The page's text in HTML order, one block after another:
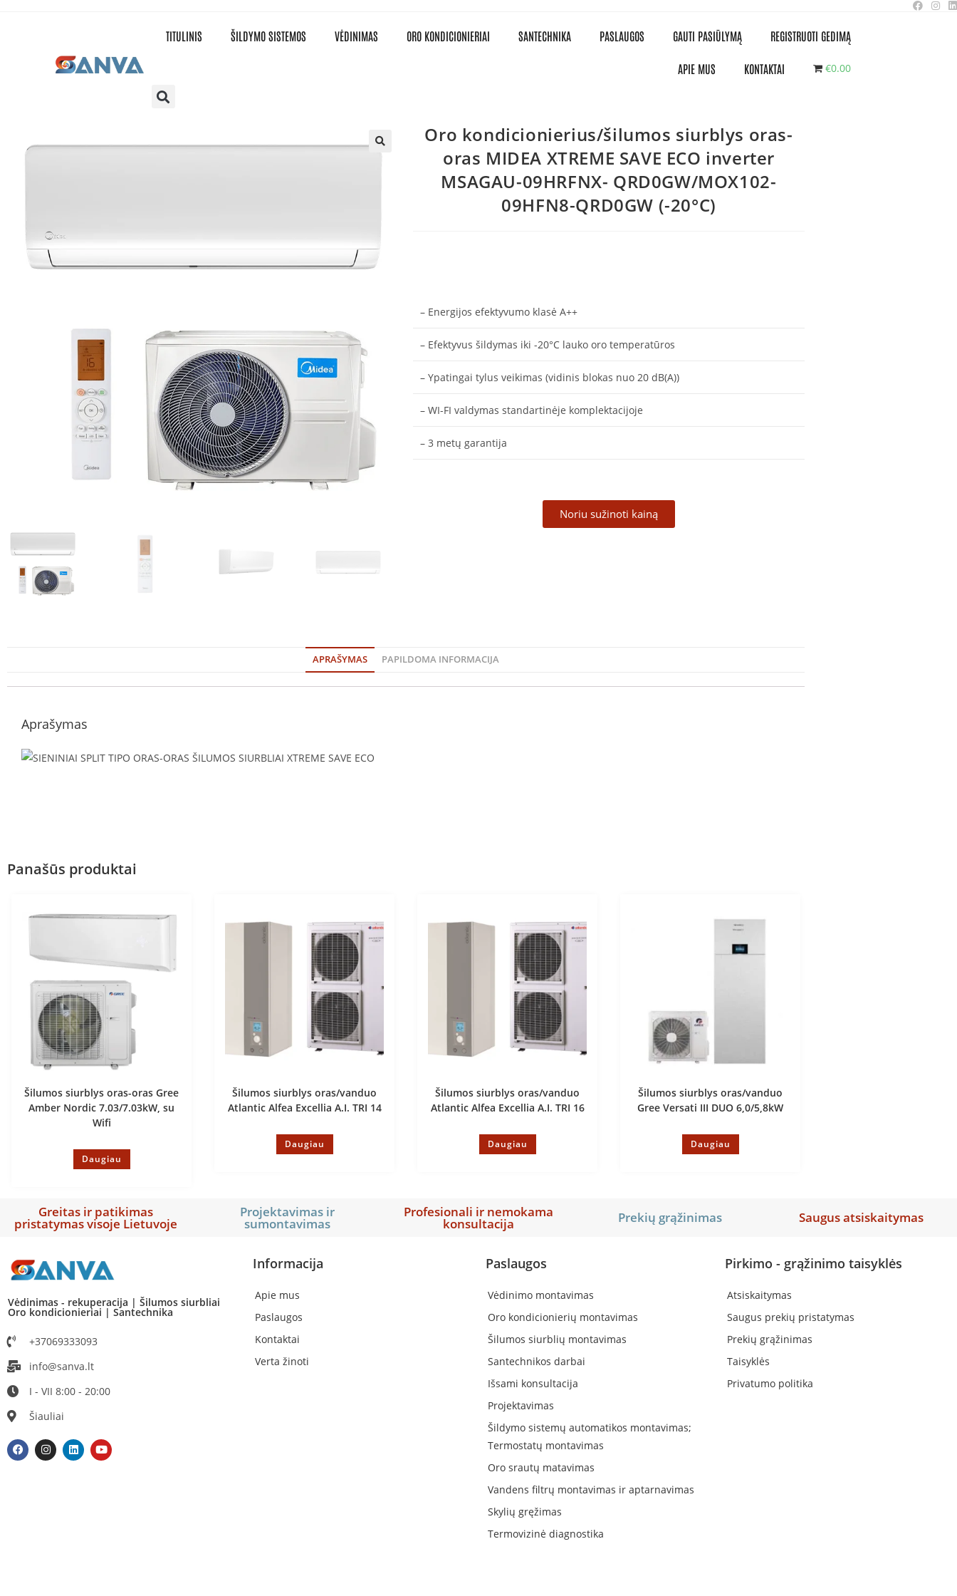
TITULINIS ŠILDYMO SISTEMOS VĖDINIMAS ORO KONDICIONIERIAI SANTECHNIKA PASLAUGOS GAUTI PASIŪLYMĄ REGISTRUOTI GEDIMĄ
APIE MUS KONTAKTAI €0.00
Oro kondicionierius/šilumos siurblys oras-
oras MIDEA XTREME SAVE ECO inverter
MSAGAU-09HRFNX- QRD0GW/MOX102-
09HFN8-QRD0GW (-20°C)
– Energijos efektyvumo klasė A++
– Efektyvus šildymas iki -20°C lauko oro temperatūros
– Ypatingai tylus veikimas (vidinis blokas nuo 20 dB(A))
– WI-FI valdymas standartinėje komplektacijoje
– 3 metų garantija
Noriu sužinoti kainą
APRAŠYMAS PAPILDOMA INFORMACIJA
Aprašymas
Panašūs produktai
Šilumos siurblys oras-oras Gree
Amber Nordic 7.03/7.03kW, su
Wifi
Daugiau
Šilumos siurblys oras/vanduo
Atlantic Alfea Excellia A.I. TRI 14
Daugiau
Šilumos siurblys oras/vanduo
Atlantic Alfea Excellia A.I. TRI 16
Daugiau
Šilumos siurblys oras/vanduo
Gree Versati III DUO 6,0/5,8kW
Daugiau
Greitas ir patikimas
pristatymas visoje Lietuvoje
Projektavimas ir
sumontavimas
Profesionali ir nemokama
konsultacija Prekių grąžinimas Saugus atsiskaitymas
Vėdinimas - rekuperacija | Šilumos siurbliai
Oro kondicionieriai | Santechnika
+37069333093
info@sanva.lt
I - VII 8:00 - 20:00
Šiauliai
Informacija
Apie mus
Paslaugos
Kontaktai
Verta žinoti
Paslaugos
Vėdinimo montavimas
Oro kondicionierių montavimas
Šilumos siurblių montavimas
Santechnikos darbai
Išsami konsultacija
Projektavimas
Šildymo sistemų automatikos montavimas;
Termostatų montavimas
Oro srautų matavimas
Vandens filtrų montavimas ir aptarnavimas
Skylių gręžimas
Termovizinė diagnostika
Pirkimo - grąžinimo taisyklės
Atsiskaitymas
Saugus prekių pristatymas
Prekių grąžinimas
Taisyklės
Privatumo politika